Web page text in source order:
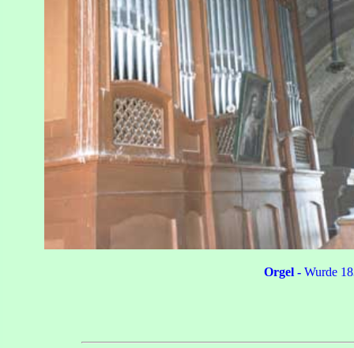
Orgel - Wurde